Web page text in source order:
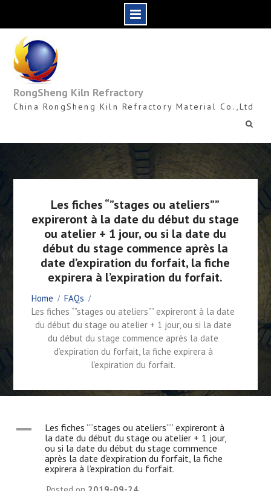
content
RongSheng Kiln Refractory
China RongSheng Kiln Refractory Material Co.,Ltd
Les fiches “”stages ou ateliers””
expireront à la date du début du stage
ou atelier + 1 jour, ou si la date du
début du stage commence après la
date d’expiration du forfait, la fiche
expirera à l’expiration du forfait.
Home
FAQs
Les fiches “”stages ou ateliers”” expireront à la date
du début du stage ou atelier + 1 jour, ou si la date
du début du stage commence après la date
d’expiration du forfait, la fiche expirera à
l’expiration du forfait.
A
Les fiches “”stages ou ateliers”” expireront à
la date du début du stage ou atelier + 1 jour,
ou si la date du début du stage commence
après la date d’expiration du forfait, la fiche
expirera à l’expiration du forfait.